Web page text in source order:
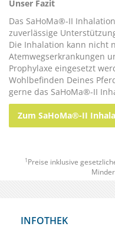
Unser Fazit
Das SaHoMa®-II
zuverlässige
Die Inhalation kann nicht
Atemwegserkrankungen
Prophylaxe eingesetzt
Wohlbefinden Deines
gerne das SaHoMa®-II
Zum SaHoMa®-II
1 Preise inklusive
INFOTHEK